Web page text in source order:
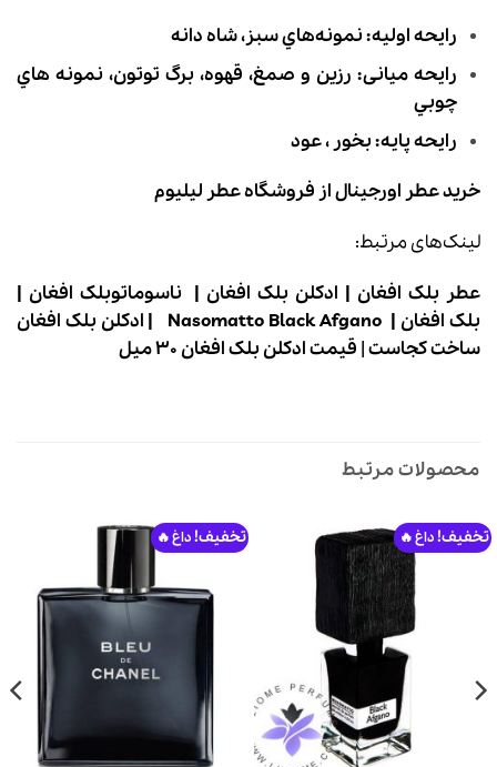
رایحه اولیه: نمونه‌هاي سبز، شاه دانه
رایحه میانی: رزين و صمغ، قهوه، برگ توتون، نمونه هاي
چوبي
رایحه پایه: بخور ، عود
خریدعطر اورجینالاز فروشگاه عطر لیلیوم
لینک‌های مرتبط:
عطر بلک افغان | ادکلن بلک افغان | ناسوماتوبلک افغان |
بلک افغان |
Nasomatto Black Afgano
| ادکلن بلک افغان
ساخت کجاست| قیمت ادکلن بلک افغان 30 میل
محصولات مرتبط
تخفیف! تخفیف!